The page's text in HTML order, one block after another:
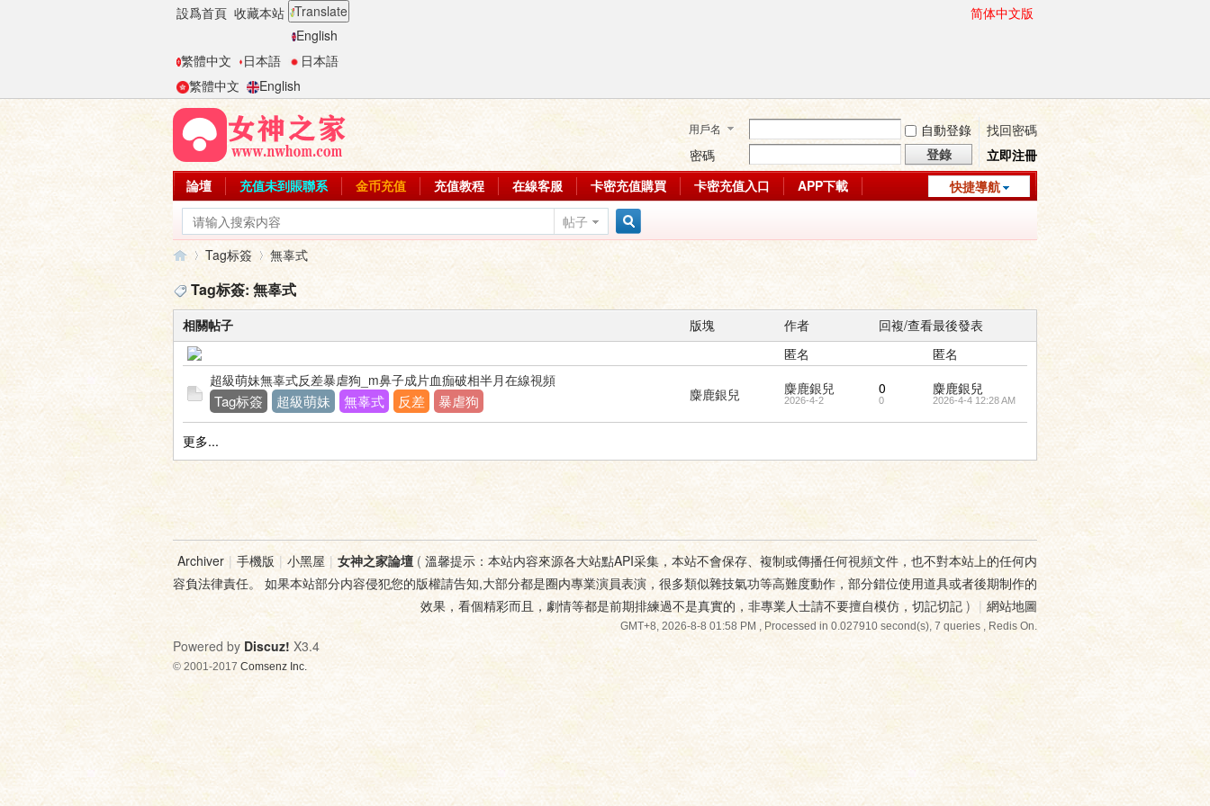
設爲首頁 收藏本站 Translate
English
繁體中文
日本語
日本語
繁體中文
English
简体中文版
用戶名 自動登錄
找回密碼
密碼
登錄
立即注冊
快捷導航
論壇 充值未到賬聯系 金币充值 充值教程 在線客服 卡密充值購買 卡密充值入口
APP下載
帖子
女
神
之
›
Tag标簽 無辜式
Tag标簽: 無辜式
相關帖子 版塊 作者 回複/查看最後發表
匿名
匿名
超級萌妹無辜式反差暴虐狗_m鼻子成片血痂破相半月在線視頻
Tag标簽 超級萌妹 無辜式 反差 暴虐狗 麋鹿銀兒 麋鹿銀兒
2026-4-2
0
0
麋鹿銀兒
2026-4-4 12:28 AM
更多...
Archiver | 手機版 | 小黑屋 | 女神之家論壇 ( 溫馨提示：本站内容來源各大站點API采集，本站不會保存、複制或傳播任何視頻文件，也不對本站上的任何内
容負法律責任。 如果本站部分内容侵犯您的版權請告知,大部分都是圈内專業演員表演，很多類似雜技氣功等高難度動作，部分錯位使用道具或者後期制作的
效果，看個精彩而且，劇情等都是前期排練過不是真實的，非專業人士請不要擅自模仿，切記切記 ) | 網站地圖
GMT+8, 2026-8-8 01:58 PM , Processed in 0.027910 second(s), 7 queries , Redis On.
Powered by Discuz! X3.4
© 2001-2017 Comsenz Inc.